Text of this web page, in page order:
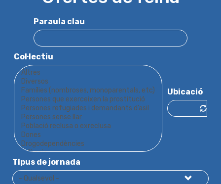
Paraula clau
Col·lectiu
Ubicació
Tipus de jornada